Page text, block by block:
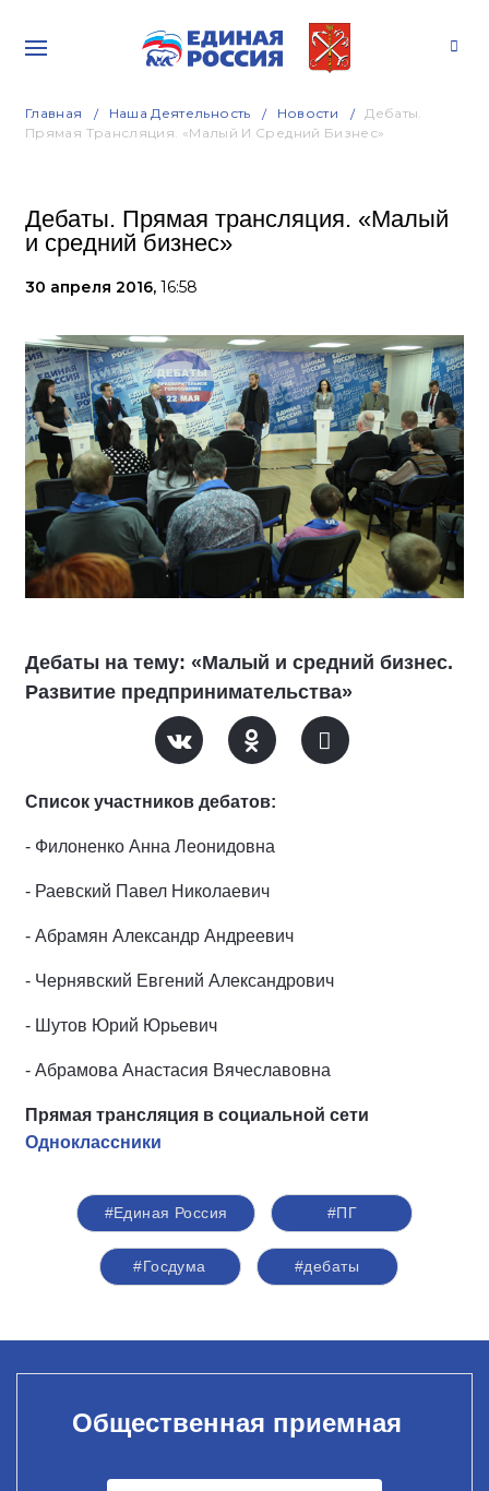
Главная Наша Деятельность Новости
Дебаты.
Прямая Трансляция. «Малый И Средний Бизнес»
Дебаты. Прямая трансляция. «Малый
и средний бизнес»
30 апреля 2016, 16:58
Дебаты на тему: «Малый и средний бизнес.
Развитие предпринимательства»
Список участников дебатов:
- Филоненко Анна Леонидовна
- Раевский Павел Николаевич
- Абрамян Александр Андреевич
- Чернявский Евгений Александрович
- Шутов Юрий Юрьевич
- Абрамова Анастасия Вячеславовна
Прямая трансляция в социальной сети
Одноклассники
#Единая Россия #ПГ
#Госдума #дебаты
Общественная приемная